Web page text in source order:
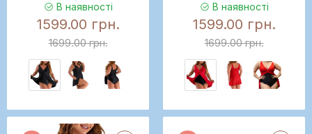
В наявності
1599.00 грн.
1699.00 грн.
В наявності
1599.00 грн.
1699.00 грн.